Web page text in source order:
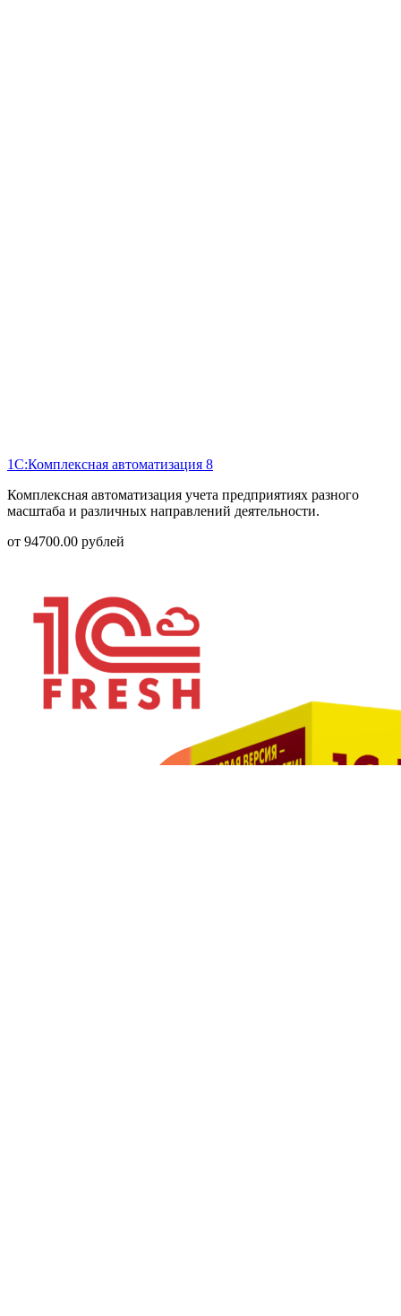
1С:Комплексная автоматизация 8
Комплексная автоматизация учета предприятиях разного
масштаба и различных направлений деятельности.
от 94700.00 рублей